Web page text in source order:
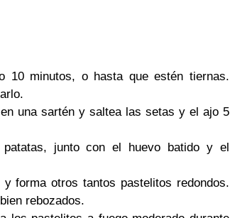
10 minutos, o hasta que estén tiernas.
una sartén y saltea las setas y el ajo 5
junto con el huevo batido y el
forma otros tantos pastelitos redondos.
rebozados.